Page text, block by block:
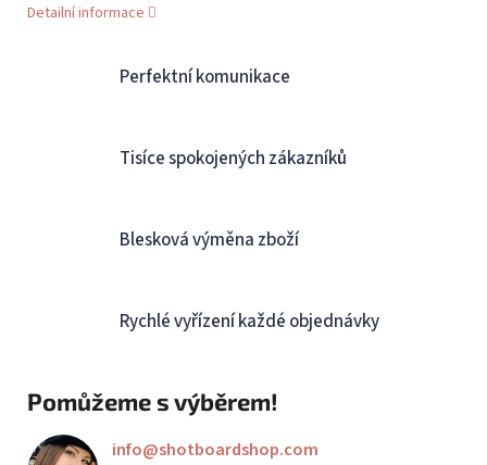
Detailní informace
Perfektní komunikace
Tisíce spokojených zákazníků
Blesková výměna zboží
Rychlé vyřízení každé objednávky
Pomůžeme s výběrem!
info@shotboardshop.com